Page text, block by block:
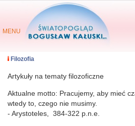
MENU
Filozofia
Artykuły na tematy filozoficzne
Aktualne motto: Pracujemy, aby mieć
wtedy to, czego nie musimy.
- Arystoteles, 384-322 p.n.e.